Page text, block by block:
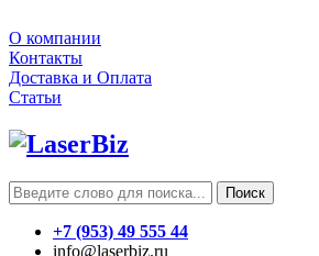
О компании
Контакты
Доставка и Оплата
Статьи
Поиск
+7 (953) 49 555 44
info@laserbiz.ru